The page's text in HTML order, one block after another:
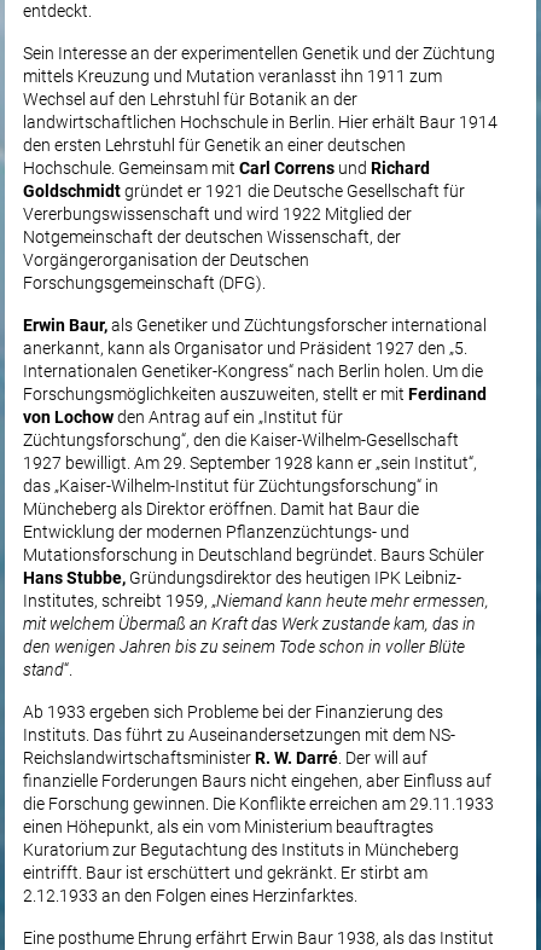
entdeckt.
Sein Interesse an der experimentellen Genetik und der Züchtung
mittels Kreuzung und Mutation veranlasst ihn 1911 zum
Wechsel auf den Lehrstuhl für Botanik an der
landwirtschaftlichen Hochschule in Berlin. Hier erhält Baur 1914
den ersten Lehrstuhl für Genetik an einer deutschen
Hochschule. Gemeinsam mitCarl Correns undRichard
Goldschmidtgründet er 1921 die Deutsche Gesellschaft für
Vererbungswissenschaft und wird 1922 Mitglied der
Notgemeinschaft der deutschen Wissenschaft, der
Vorgängerorganisation der Deutschen
Forschungsgemeinschaft (DFG).
Erwin Baur,als Genetiker und Züchtungsforscher international
anerkannt, kann als Organisator und Präsident 1927 den „5.
Internationalen Genetiker-Kongress“ nach Berlin holen. Um die
Forschungsmöglichkeiten auszuweiten, stellt er mitFerdinand
von Lochowden Antrag auf ein „Institut für
Züchtungsforschung“, den die Kaiser-Wilhelm-Gesellschaft
1927 bewilligt. Am 29. September 1928 kann er „sein Institut“,
das „Kaiser-Wilhelm-Institut für Züchtungsforschung“ in
Müncheberg als Direktor eröffnen. Damit hat Baur die
Entwicklung der modernen Pflanzenzüchtungs- und
Mutationsforschung in Deutschland begründet. Baurs Schüler
Hans Stubbe, Gründungsdirektor des heutigen IPK Leibniz-
Institutes, schreibt 1959, „Niemand kann heute mehr ermessen,
mit welchem Übermaß an Kraft das Werk zustande kam, das in
den wenigen Jahren bis zu seinem Tode schon in voller Blüte
stand“.
Ab 1933 ergeben sich Probleme bei der Finanzierung des
Instituts. Das führt zu Auseinandersetzungen mit dem NS-
ReichslandwirtschaftsministerR. W. Darré . Der will auf
finanzielle Forderungen Baurs nicht eingehen, aber Einfluss auf
die Forschung gewinnen. Die Konflikte erreichen am 29.11.1933
einen Höhepunkt, als ein vom Ministerium beauftragtes
Kuratorium zur Begutachtung des Instituts in Müncheberg
eintrifft. Baur ist erschüttert und gekränkt. Er stirbt am
2.12.1933 an den Folgen eines Herzinfarktes.
Eine posthume Ehrung erfährt Erwin Baur 1938, als das Institut